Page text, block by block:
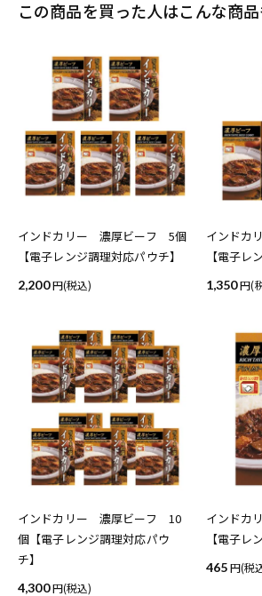
この商品を買った人はこんな商
インドカリー 濃厚ビーフ 5個
【電子レンジ調理対応パウチ】
2,200 (税込)
インドカ
【電子レ
1,350 (
インドカリー 濃厚ビーフ 10
個【電子レンジ調理対応パウ
チ】
4,300 (税込)
インドカ
【電子レ
465 (税